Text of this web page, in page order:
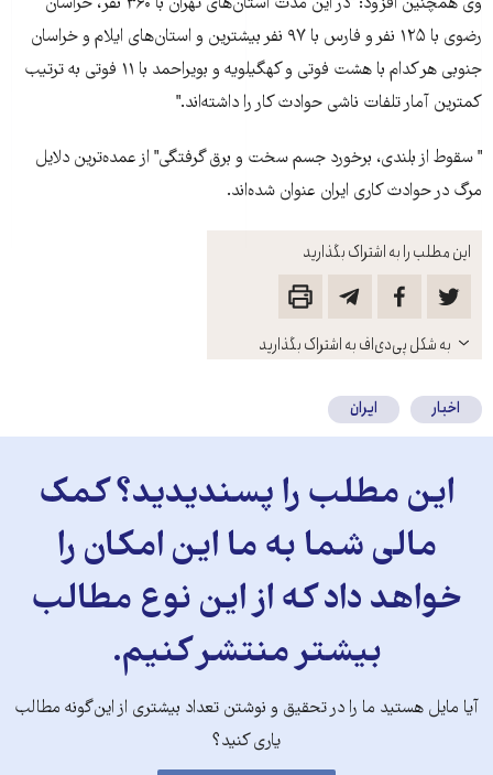
این مطلب را به اشتراک بگذارید
باز
کنید
به شکل پی‌دی‌اف به اشتراک بگذارید
رضوی با ۱۲۵ نفر و فارس با ۹۷ نفر بيشترين و استان‌های ايلام و خراسان
جنوبی هر کدام با هشت فوتی و کهگيلويه و بويراحمد با ۱۱ فوتی به ترتيب
کمترين آمار تلفات ناشی حوادث کار را داشته‌اند."
" سقوط از بلندی، برخورد جسم سخت و برق گرفتگی" از عمده‌ترين دلايل
مرگ در حوادث کاری ايران عنوان شده‌اند.
اخبار ایران
این مطلب را پسندیدید؟ کمک
مالی شما به ما این امکان را
خواهد داد که از این نوع مطالب
بیشتر منتشر کنیم.
آیا مایل هستید ما را در تحقیق و نوشتن تعداد بیشتری از این‌گونه مطالب
یاری کنید؟